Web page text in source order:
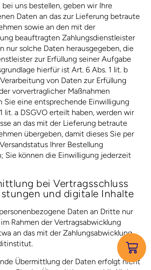
bei uns bestellen, geben wir Ihre
Daten an das zur Lieferung betraute
sowie an den mit der
beauftragten Zahlungsdienstleister
nur solche Daten herausgegeben, die
zur Erfüllung seiner Aufgabe
hierfür ist Art. 6 Abs. 1 lit. b
von Daten zur Erfüllung
vorvertraglicher Maßnahmen
Sie eine entsprechende Einwilligung
lit. a DSGVO erteilt haben, werden wir
an das mit der Lieferung betraute
übergeben, damit dieses Sie per
Ihrer Bestellung
Sie können die Einwilligung jederzeit
bei Vertragsschluss
und digitale Inhalte
Daten an Dritte nur
Rahmen der Vertragsabwicklung
an das mit der Zahlungsabwicklung
Übermittlung der Daten erfolgt nicht